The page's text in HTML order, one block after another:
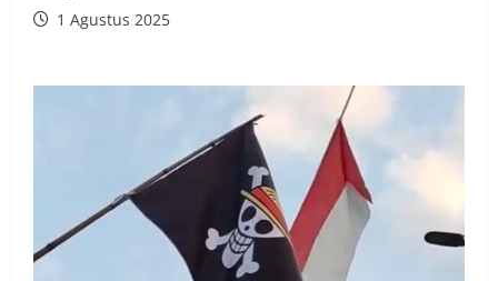
1 Agustus 2025